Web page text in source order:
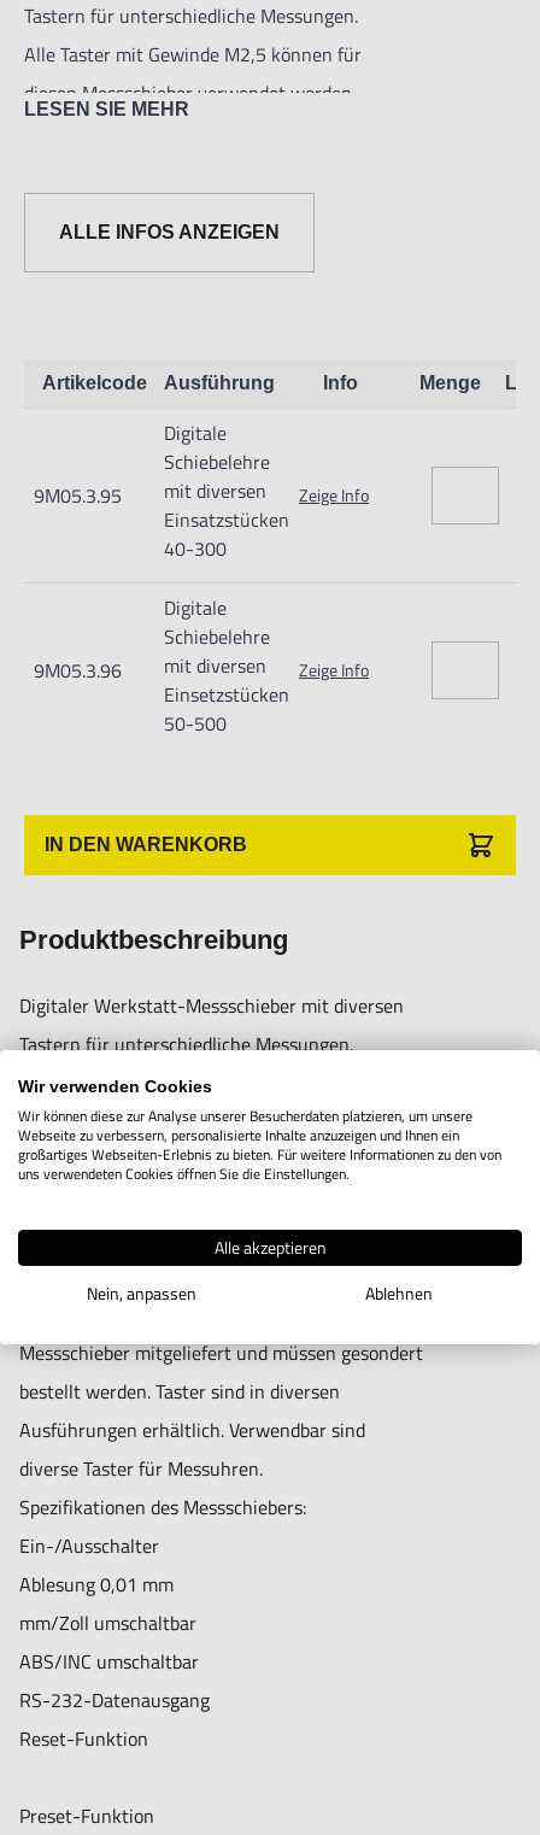
Tastern für unterschiedliche Messungen.
Alle Taster mit Gewinde M2,5 können für
diesen Messschieber verwendet werden.
verwendet werden kann!
Ausführungen erhältlich. Verwendbar sind
diverse Taster für Messuhren.
Spezifikationen des Messschiebers:
Ablesung 0,01 mm
mm/Zoll umschaltbar
ABS/INC umschaltbar
RS-232-Datenausgang
Lieferung in Kasten
1 CR2032 Batterie
LESEN SIE MEHR
ALLE INFOS ANZEIGEN
Artikelcode Ausführung Info Menge
9M05.3.95
Digitale
Schiebelehre
mit diversen
Einsatzstücken
40-300
Zeige Info
9M05.3.96
Digitale
Schiebelehre
mit diversen
Einsetzstücken
50-500
Zeige Info
IN DEN WARENKORB
Produktbeschreibung
Digitaler Werkstatt-Messschieber mit diversen
Tastern für unterschiedliche Messungen.
Alle Taster mit Gewinde M2,5 können für
diesen Messschieber verwendet werden.
Die Taster lassen sich an beiden Seiten der
Messschieber für Innen- und Außenmessungen
verwendet werden kann!
Die Taster werden nicht mit dem
Messschieber mitgeliefert und müssen gesondert
bestellt werden. Taster sind in diversen
Ausführungen erhältlich. Verwendbar sind
diverse Taster für Messuhren.
Spezifikationen des Messschiebers:
Ein-/Ausschalter
Ablesung 0,01 mm
mm/Zoll umschaltbar
ABS/INC umschaltbar
RS-232-Datenausgang
Reset-Funktion
Preset-Funktion
Wir verwenden Cookies
Wir können diese zur Analyse unserer Besucherdaten platzieren, um unsere
Webseite zu verbessern, personalisierte Inhalte anzuzeigen und Ihnen ein
großartiges Webseiten-Erlebnis zu bieten. Für weitere Informationen zu den von
uns verwendeten Cookies öffnen Sie die Einstellungen.
Alle akzeptieren
Nein, anpassen
Ablehnen